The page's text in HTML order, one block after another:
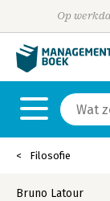
Op
Filosofie
Bruno Latour